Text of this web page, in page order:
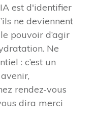
est d'identifier
ne deviennent
pouvoir d’agir
Ne
: c’est un
rendez-vous
dira merci